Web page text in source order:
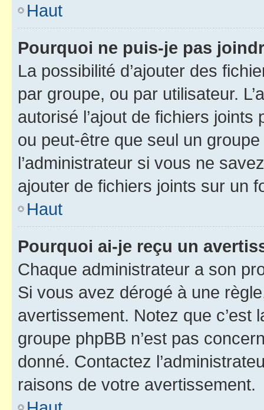
Haut
Pourquoi ne puis-je pas
La possibilité d’ajouter des
par groupe, ou par utilisateur.
autorisé l’ajout de fichiers
ou peut-être que seul un
l’administrateur si vous ne
ajouter de fichiers joints sur un
Haut
Pourquoi ai-je reçu un
Chaque administrateur a son
Si vous avez dérogé à une
avertissement. Notez que c’est
groupe phpBB n’est pas
donné. Contactez
raisons de votre avertissement.